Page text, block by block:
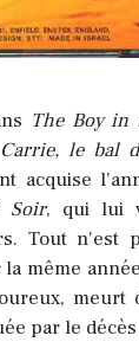
The Boy in
Carrie, le bal
acquise
Soir, qui lui
Tout n'est
la même
meurt
par le